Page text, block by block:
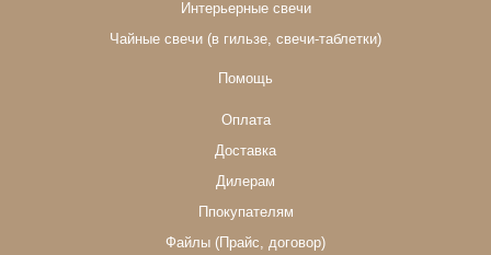
Интерьерные свечи
Чайные свечи (в гильзе, свечи-таблетки)
Помощь
Оплата
Доставка
Дилерам
Ппокупателям
Файлы (Прайс, договор)